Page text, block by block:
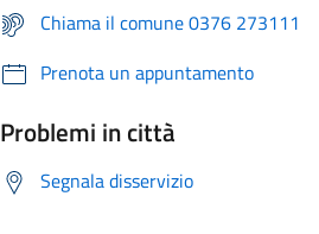
Chiama il comune 0376 273111
Prenota un appuntamento
Problemi in città
Segnala disservizio